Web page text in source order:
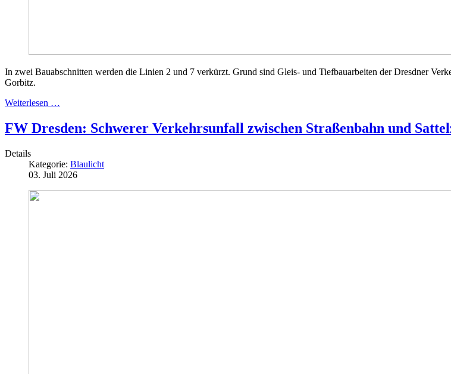
In zwei Bauabschnitten werden die Linien 2 und 7 verkürzt. Grund sind Gleis- und Tiefbauarbeiten der Dresdner
Gorbitz.
Weiterlesen …
FW Dresden: Schwerer Verkehrsunfall zwischen Straßenbahn und
Details
Kategorie: Blaulicht
03. Juli 2026